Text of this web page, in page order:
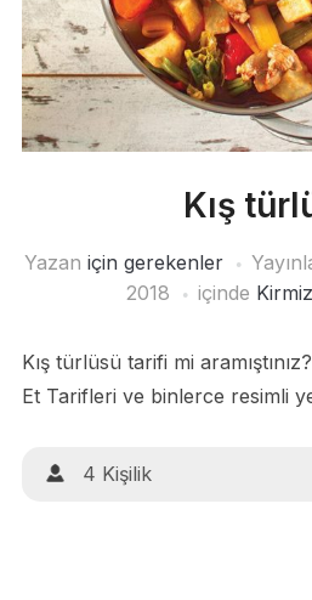
Kış
Yazan için gerekenler
2018
içinde
Kış türlüsü tarifi mi
Et Tarifleri ve binlerce resimli
4 Kişilik